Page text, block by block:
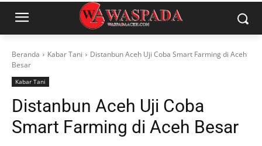
Beranda Kabar Tani
Distanbun Aceh Uji Coba Smart Farming di Aceh
Besar
Kabar Tani
Distanbun Aceh Uji Coba
Smart Farming di Aceh Besar